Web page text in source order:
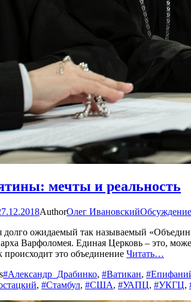
мечты и реальность
AuthorОлег ИвановскийОбсуждение
долго ожидаемый так называемый
Варфоломея. Единая Церковь – это,
происходит это объединение Читать…
#Александр_Драбинко, #Ватикан,
, #Стамбул, #США, #УАПЦ, #УКГЦ,